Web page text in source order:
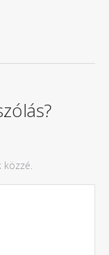
közzé.